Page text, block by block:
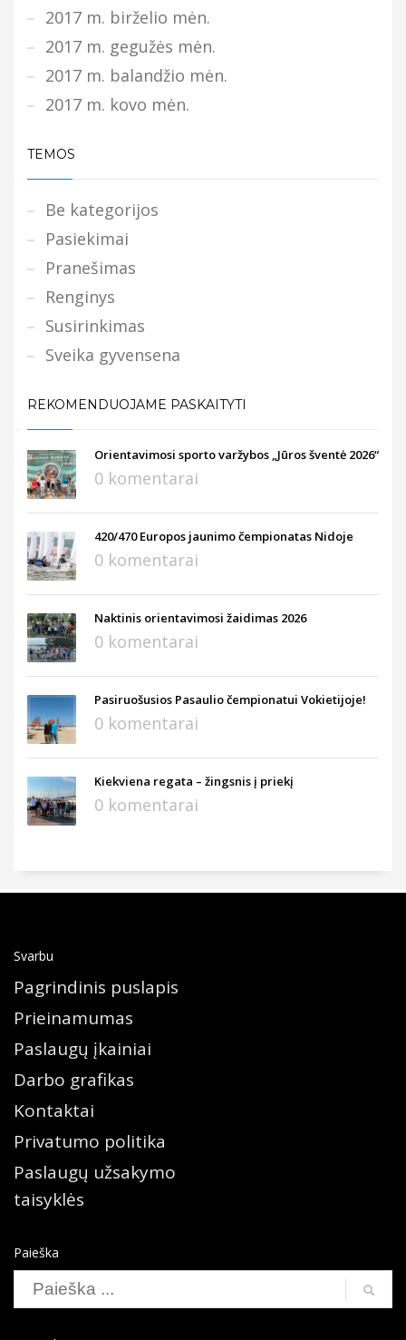
2017 m. birželio mėn.
2017 m. gegužės mėn.
2017 m. balandžio mėn.
2017 m. kovo mėn.
TEMOS
Be kategorijos
Pasiekimai
Pranešimas
Renginys
Susirinkimas
Sveika gyvensena
REKOMENDUOJAME PASKAITYTI
Orientavimosi sporto varžybos „Jūros šventė 2026“
0 komentarai
420/470 Europos jaunimo čempionatas Nidoje
0 komentarai
Naktinis orientavimosi žaidimas 2026
0 komentarai
Pasiruošusios Pasaulio čempionatui Vokietijoje!
0 komentarai
Kiekviena regata – žingsnis į priekį
0 komentarai
Svarbu
Pagrindinis puslapis
Prieinamumas
Paslaugų įkainiai
Darbo grafikas
Kontaktai
Privatumo politika
Paslaugų užsakymo
taisyklės
Paieška